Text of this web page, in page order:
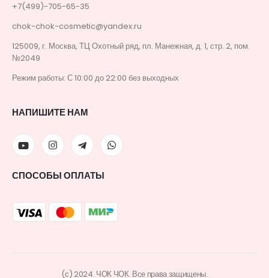
+7(499)-705-65-35
chok-chok-cosmetic@yandex.ru
125009, г. Москва, ТЦ Охотный ряд, пл. Манежная, д. 1, стр. 2, пом.
№2049
Режим работы: С 10:00 до 22:00 без выходных
НАПИШИТЕ НАМ
СПОСОБЫ ОПЛАТЫ
(с) 2024. ЧОК ЧОК. Все права защищены.